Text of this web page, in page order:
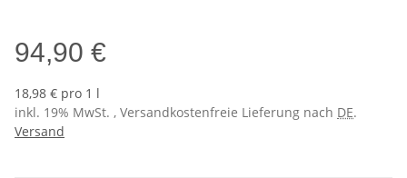
94,90 €
18,98 € pro 1 l
inkl. 19% MwSt. , Versandkostenfreie Lieferung nach DE.
Versand